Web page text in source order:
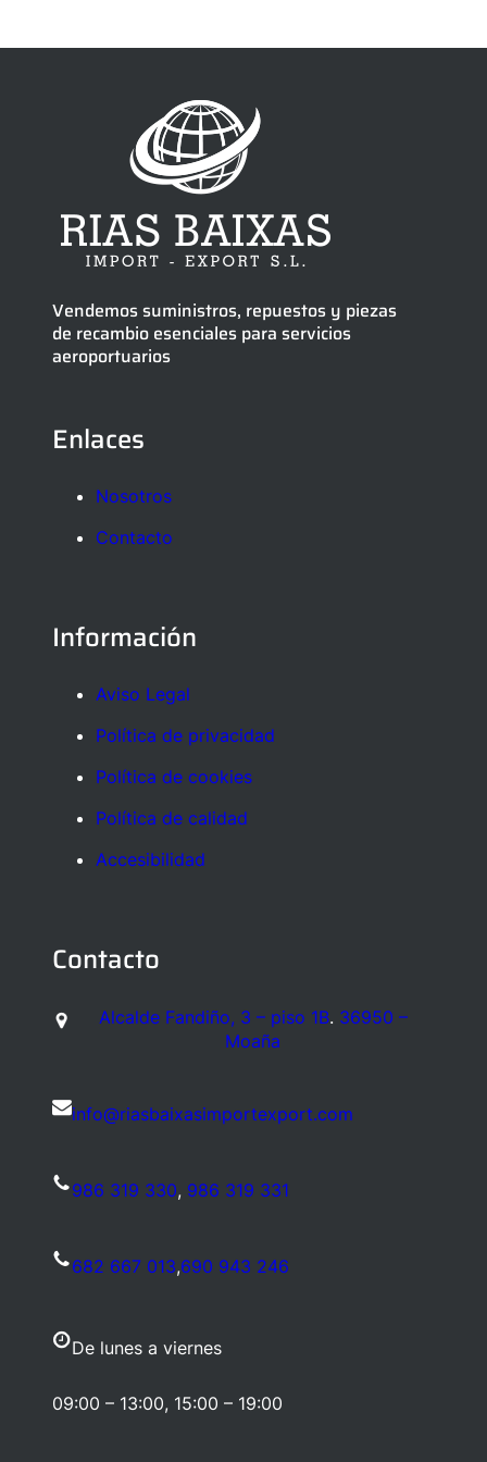
Vendemos suministros, repuestos y piezas
de recambio esenciales para servicios
aeroportuarios
Enlaces
Nosotros
Contacto
Información
Aviso Legal
Política de privacidad
Política de cookies
Política de calidad
Accesibilidad
Contacto
Alcalde Fandiño, 3 – piso 1B. 36950 –
Moaña
info@riasbaixasimportexport.com
986 319 330, 986 319 331
682 667 013,690 943 246
De lunes a viernes
09:00 – 13:00, 15:00 – 19:00